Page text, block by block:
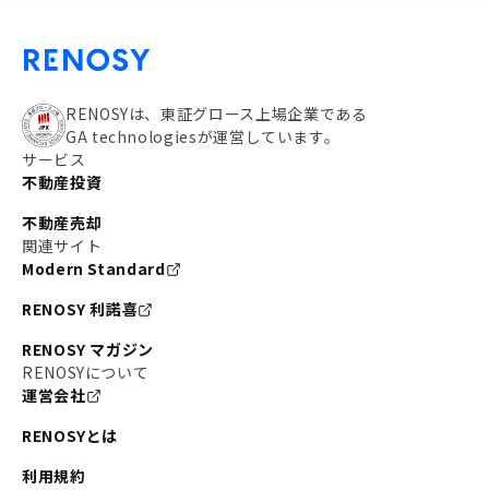
RENOSYは、東証グロース上場企業である
GA technologiesが運営しています。
サービス
不動産投資
不動産売却
関連サイト
Modern Standard
RENOSY 利諾喜
RENOSY マガジン
RENOSYについて
運営会社
RENOSYとは
利用規約